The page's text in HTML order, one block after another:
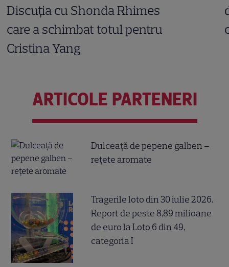
Discuția cu Shonda Rhimes
care a schimbat totul pentru
Cristina Yang
ARTICOLE PARTENERI
Dulceață de pepene galben –
rețete aromate
Tragerile loto din 30 iulie 2026.
Report de peste 8,89 milioane
de euro la Loto 6 din 49,
categoria I